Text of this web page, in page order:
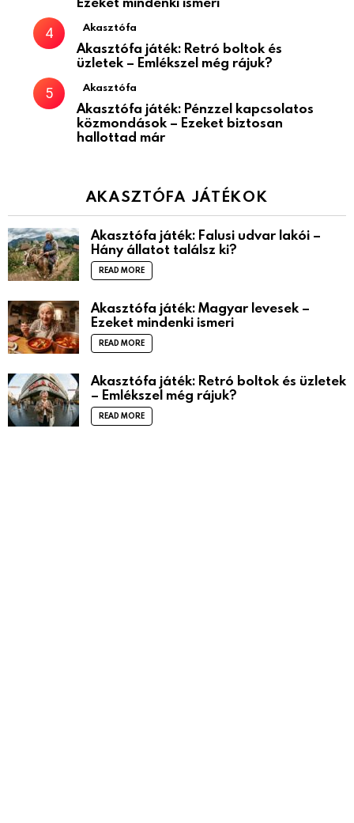
Akasztófa
Akasztófa játék: Retró boltok és
üzletek – Emlékszel még rájuk?
Akasztófa
Akasztófa játék: Pénzzel kapcsolatos
közmondások – Ezeket biztosan
hallottad már
AKASZTÓFA JÁTÉKOK
Akasztófa játék: Falusi udvar lakói –
Hány állatot találsz ki?
READ MORE
Akasztófa játék: Magyar levesek –
Ezeket mindenki ismeri
READ MORE
Akasztófa játék: Retró boltok és üzletek
– Emlékszel még rájuk?
READ MORE